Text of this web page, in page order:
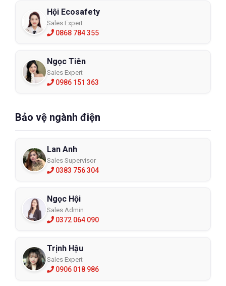
Hội Ecosafety
Sales Expert
0868 784 355
Ngọc Tiên
Sales Expert
0986 151 363
Bảo vệ ngành điện
Lan Anh
Sales Supervisor
0383 756 304
Ngọc Hội
Sales Admin
0372 064 090
Trịnh Hậu
Sales Expert
0906 018 986